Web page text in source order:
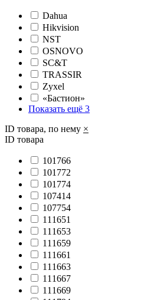
Dahua
Hikvision
NST
OSNOVO
SC&T
TRASSIR
Zyxel
«Бастион»
Показать ещё 3
ID товара, по нему ×
ID товара
101766
101772
101774
107414
107754
111651
111653
111659
111661
111663
111667
111669